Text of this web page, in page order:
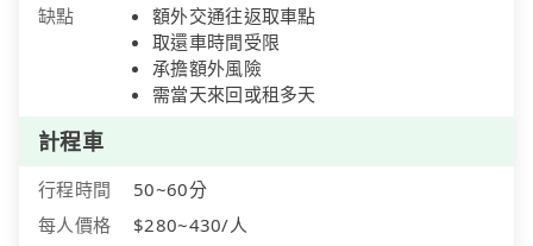
缺點
額外交通往返取車點
取還車時間受限
承擔額外風險
需當天來回或租多天
計程車
行程時間
50~60分
每人價格
$280~430/人